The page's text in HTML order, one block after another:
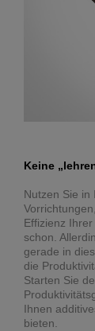
Keine
Nutzen Sie
Effizienz
schon.
gerade in
die
Starten Sie
Ihnen
bieten.